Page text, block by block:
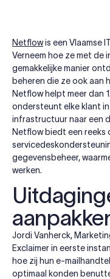
Netflowis een Vlaamse
Verneem hoe ze met de
gemakkelijke manier
beheren die ze ook aan
Netflow helpt meer dan
ondersteunt elke klant
infrastructuur naar een
Netflow biedt een reeks
gegevensbeheer,
werken.
Jordi Vanherck,
Exclaimer in eerste
hoe zij hun e-
optimaal konden